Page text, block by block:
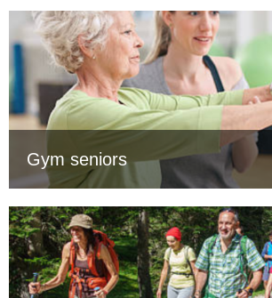
Gym seniors